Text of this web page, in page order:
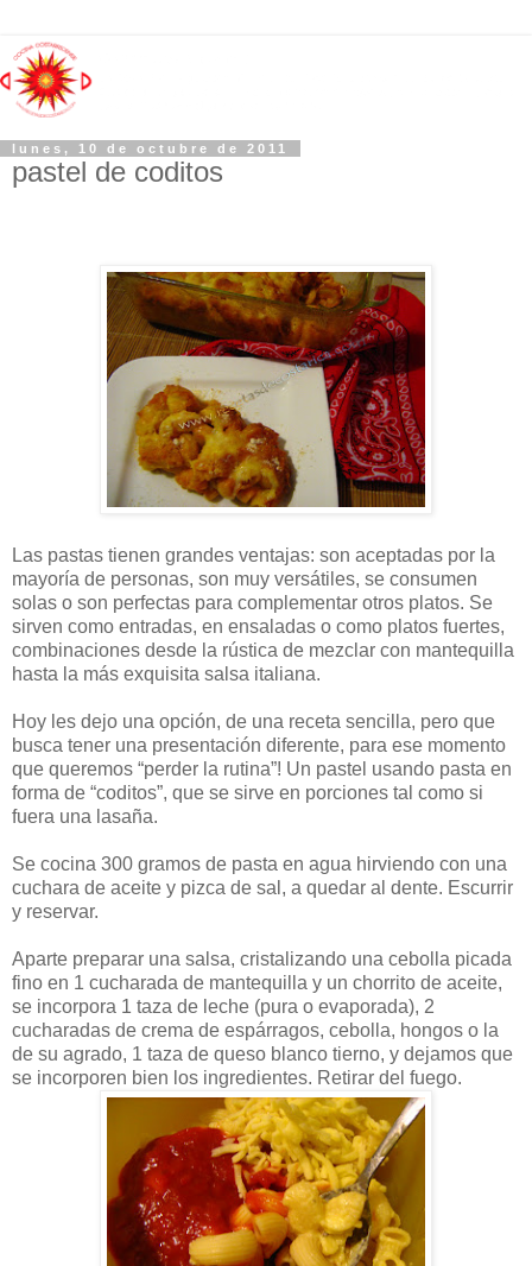
lunes, 10 de octubre de 2011
pastel de coditos
Las pastas tienen grandes ventajas: son aceptadas por la
mayoría de personas, son muy versátiles, se consumen
solas o son perfectas para complementar otros platos. Se
sirven como entradas, en ensaladas o como platos fuertes,
combinaciones desde la rústica de mezclar con mantequilla
hasta la más exquisita salsa italiana.
Hoy les dejo una opción, de una receta sencilla, pero que
busca tener una presentación diferente, para ese momento
que queremos “perder la rutina”! Un pastel usando pasta en
forma de “coditos”, que se sirve en porciones tal como si
fuera una lasaña.
Se cocina 300 gramos de pasta en agua hirviendo con una
cuchara de aceite y pizca de sal, a quedar al dente. Escurrir
y reservar.
Aparte preparar una salsa, cristalizando una cebolla picada
fino en 1 cucharada de mantequilla y un chorrito de aceite,
se incorpora 1 taza de leche (pura o evaporada), 2
cucharadas de crema de espárragos, cebolla, hongos o la
de su agrado, 1 taza de queso blanco tierno, y dejamos que
se incorporen bien los ingredientes. Retirar del fuego.